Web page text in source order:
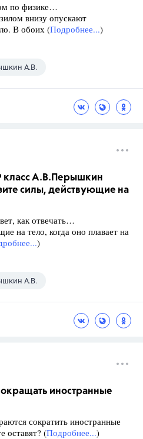
по физике…
внизу опускают
В обоих (Подробнее...)
А.В.
класс А.В.Перышкин
силы, действующие на
как отвечать…
на тело, когда оно плавает на
)
А.В.
иностранные
сократить иностранные
оставят? (Подробнее...)